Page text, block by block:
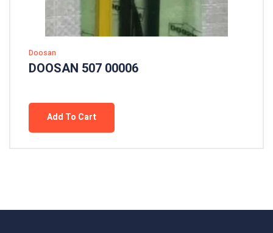
Doosan
DOOSAN 507 00006
Add To Cart